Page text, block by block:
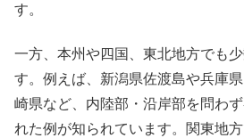
す。
一方、本州や四国、東北地方でも
す。例えば、新潟県佐渡島や兵庫
崎県など、内陸部・沿岸部を問わ
れた例が知られています。関東地